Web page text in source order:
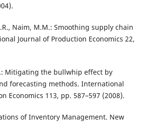
Naim, M.M.: Smoothing supply chain
Journal of Production Economics 22,
Mitigating the bullwhip effect by
forecasting methods. International
Economics 113, pp. 587–597 (2008).
of Inventory Management. New